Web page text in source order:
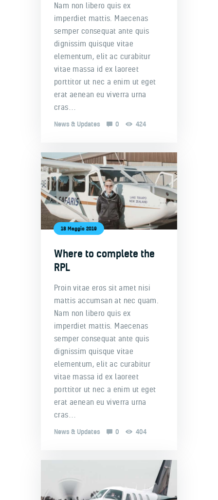
Nam non libero quis ex
imperdiet mattis. Maecenas
semper consequat ante quis
dignissim quisque vitae
elementum, elit ac curabitur
vitae massa id ex laoreet
porttitor ut nec a enim ut eget
erat aenean eu viverra urna
cras…
News & Updates 0 424
18 Maggio 2019
Where to complete the
RPL
Proin vitae eros sit amet nisi
mattis accumsan at nec quam.
Nam non libero quis ex
imperdiet mattis. Maecenas
semper consequat ante quis
dignissim quisque vitae
elementum, elit ac curabitur
vitae massa id ex laoreet
porttitor ut nec a enim ut eget
erat aenean eu viverra urna
cras…
News & Updates 0 404